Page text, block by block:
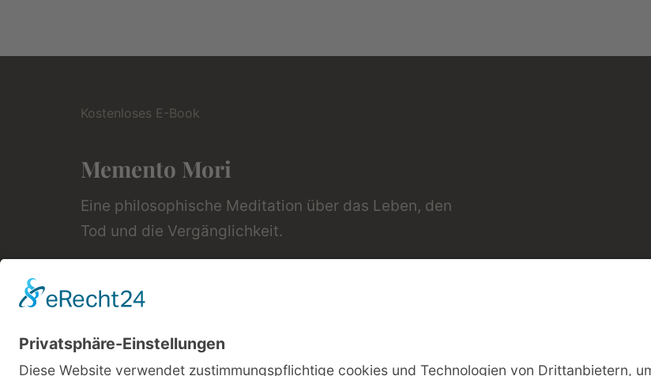
Kostenloses E-Book
Memento Mori
Eine philosophische Meditation über das Leben, den
Tod und die Vergänglichkeit.